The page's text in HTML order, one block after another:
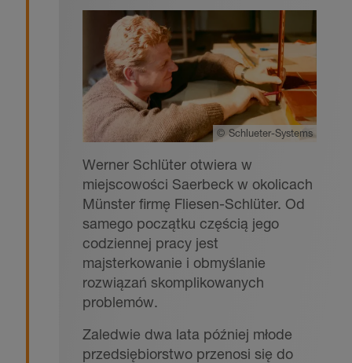
© Schlueter-Systems
Werner Schlüter otwiera w
miejscowości Saerbeck w okolicach
Münster firmę Fliesen-Schlüter. Od
samego początku częścią jego
codziennej pracy jest
majsterkowanie i obmyślanie
rozwiązań skomplikowanych
problemów.
Zaledwie dwa lata później młode
przedsiębiorstwo przenosi się do